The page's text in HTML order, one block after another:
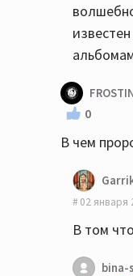
0
В чем
02 января
В том
bina-